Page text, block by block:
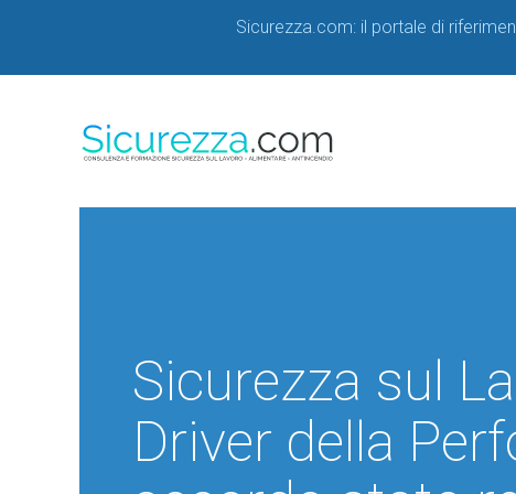
Sicurezza.com: il portale di
Sicurezza sul
Driver della